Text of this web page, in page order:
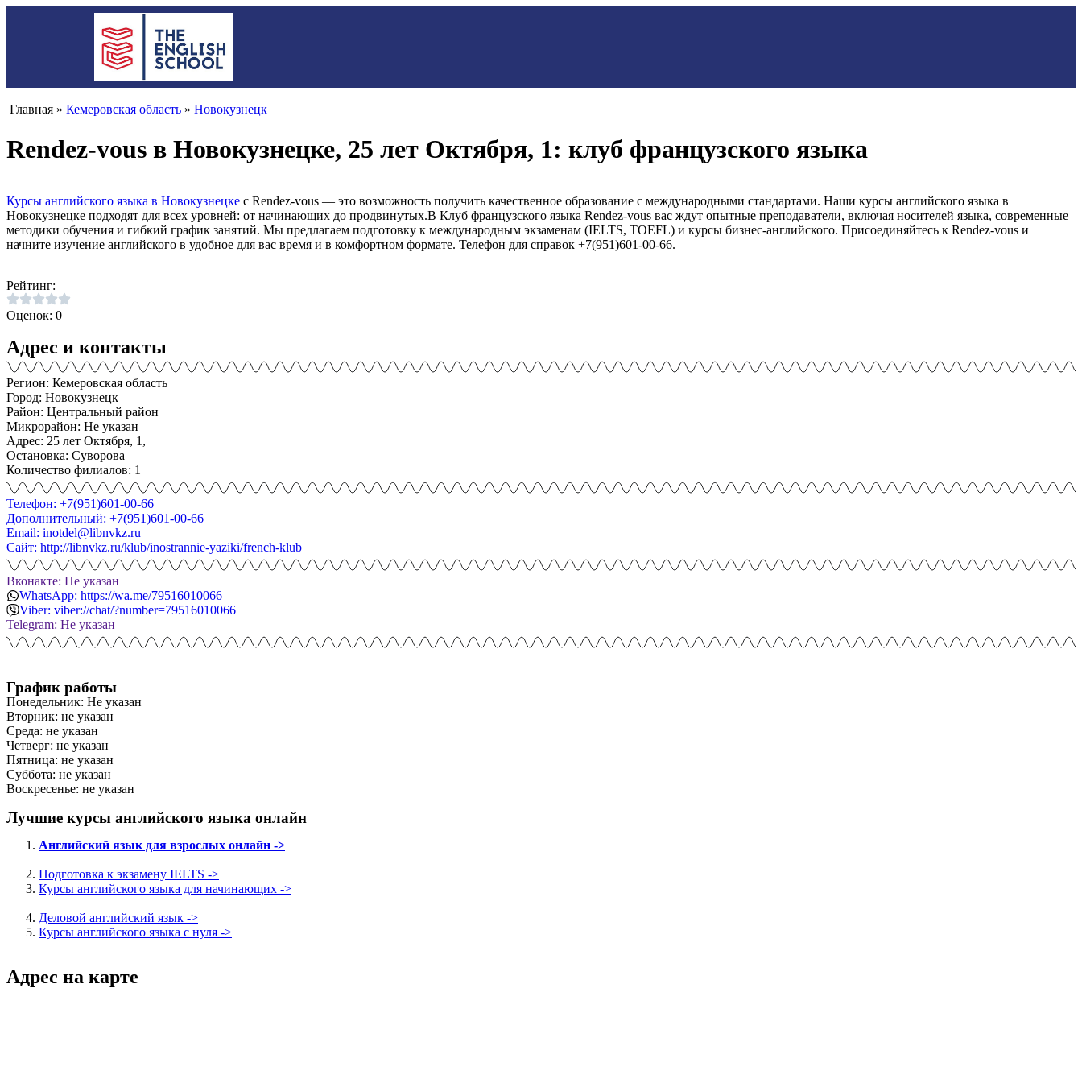
Главная » Кемеровская область » Новокузнецк
Rendez-vous в Новокузнецке, 25 лет Октября, 1: клуб французского языка
Курсы английского языка в Новокузнецке с Rendez-vous — это возможность получить качественное образование с международными стандартами. Наши курсы английского языка в
Новокузнецке подходят для всех уровней: от начинающих до продвинутых.В Клуб французского языка Rendez-vous вас ждут опытные преподаватели, включая носителей языка, современные
методики обучения и гибкий график занятий. Мы предлагаем подготовку к международным экзаменам (IELTS, TOEFL) и курсы бизнес-английского. Присоединяйтесь к Rendez-vous и
начните изучение английского в удобное для вас время и в комфортном формате. Телефон для справок +7(951)601-00-66.
Рейтинг:
Оценок: 0
Адрес и контакты
Регион: Кемеровская область
Город: Новокузнецк
Район: Центральный район
Микрорайон: Не указан
Адрес: 25 лет Октября, 1,
Остановка: Суворова
Количество филиалов: 1
Телефон: +7(951)601-00-66
Дополнительный: +7(951)601-00-66
Email: inotdel@libnvkz.ru
Сайт: http://libnvkz.ru/klub/inostrannie-yaziki/french-klub
Вконакте: Не указан
WhatsApp: https://wa.me/79516010066
Viber: viber://chat/?number=79516010066
Telegram: Не указан
График работы
Понедельник: Не указан
Вторник: не указан
Среда: не указан
Четверг: не указан
Пятница: не указан
Суббота: не указан
Воскресенье: не указан
Лучшие курсы английского языка онлайн
Английский язык для взрослых онлайн ->
Подготовка к экзамену IELTS ->
Курсы английского языка для начинающих ->
Деловой английский язык ->
Курсы английского языка с нуля ->
Адрес на карте